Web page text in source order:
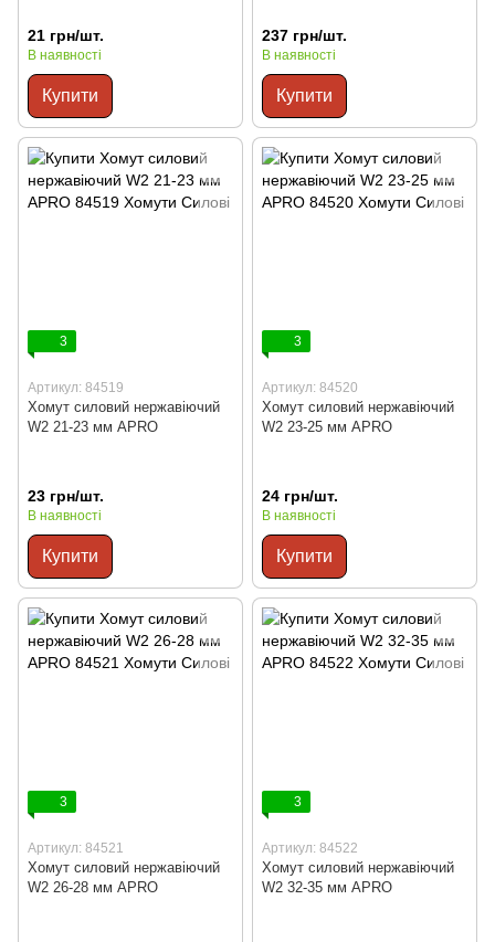
21 грн/шт.
В наявності
Купити
237 грн/шт.
В наявності
Купити
3
Артикул: 84519
Хомут силовий нержавіючий
W2 21-23 мм APRO
23 грн/шт.
В наявності
Купити
3
Артикул: 84520
Хомут силовий нержавіючий
W2 23-25 мм APRO
24 грн/шт.
В наявності
Купити
3
Артикул: 84521
Хомут силовий нержавіючий
W2 26-28 мм APRO
3
Артикул: 84522
Хомут силовий нержавіючий
W2 32-35 мм APRO